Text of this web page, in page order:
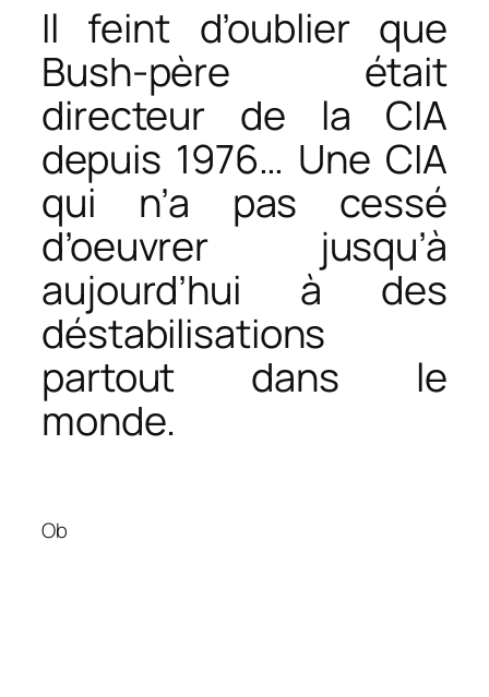
Il feint d’oublier que
Bush-père était
directeur de la CIA
depuis 1976… Une CIA
qui n’a pas cessé
d’oeuvrer jusqu’à
aujourd’hui à des
déstabilisations
partout dans le
monde.
Ob